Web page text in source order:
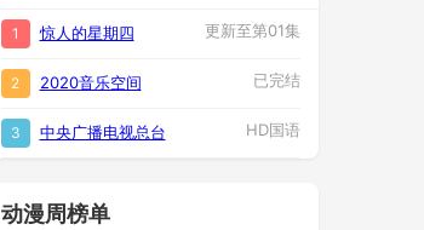
1 惊人的星期四 更新至第01集
2 2020音乐空间 已完结
3 中央广播电视总台 HD国语
动漫周榜单